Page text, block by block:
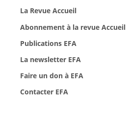
La Revue Accueil
Abonnement à la revue Accueil
Publications EFA
La newsletter EFA
Faire un don à EFA
Contacter EFA